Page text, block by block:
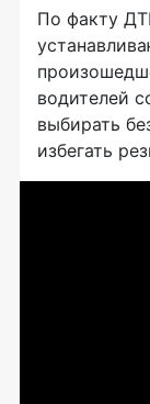
По факту
водителей
выбирать
избегать